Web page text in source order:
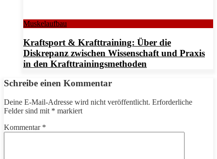
Muskelaufbau
Kraftsport & Krafttraining: Über die
Diskrepanz zwischen Wissenschaft und Praxis
in den Krafttrainingsmethoden
Schreibe einen Kommentar
Deine E-Mail-Adresse wird nicht veröffentlicht. Erforderliche
Felder sind mit * markiert
Kommentar *